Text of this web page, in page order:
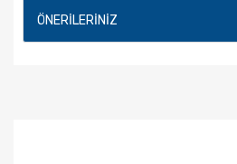
ÖNERILERINIZ